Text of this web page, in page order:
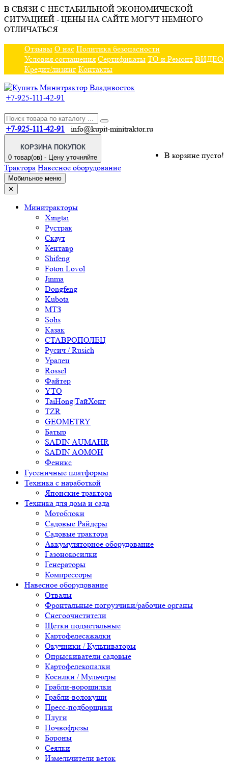
В СВЯЗИ С НЕСТАБИЛЬНОЙ ЭКОНОМИЧЕСКОЙ
СИТУАЦИЕЙ - ЦЕНЫ НА САЙТЕ МОГУТ НЕМНОГО
ОТЛИЧАТЬСЯ
Отзывы О нас Политика безопасности
Условия соглашения Сертификаты ТО и Ремонт ВИДЕО
Кредит/лизинг Контакты
+7-925-111-42-91
+7-925-111-42-91 info@kupit-minitraktor.ru
КОРЗИНА ПОКУПОК
0 товар(ов) - Цену уточняйте
В корзине пусто!
Трактора Навесное оборудование
Мобильное меню
✕
Минитракторы
Xingtai
Рустрак
Скаут
Кентавр
Shifeng
Foton Lovol
Jinma
Dongfeng
Kubota
МТЗ
Solis
Казак
СТАВРОПОЛЕЦ
Русич / Rusich
Уралец
Rossel
Файтер
YTO
TaiHong|ТайХонг
TZR
GEOMETRY
Батыр
SADIN AUMAHR
SADIN AOMOH
Феникс
Гусеничные платформы
Техника с наработкой
Японские трактора
Техника для дома и сада
Мотоблоки
Садовые Райдеры
Садовые трактора
Аккумуляторное оборудование
Газонокосилки
Генераторы
Компрессоры
Навесное оборудование
Отвалы
Фронтальные погрузчики/рабочие органы
Снегоочистители
Щётки подметальные
Картофелесажалки
Окучники / Культиваторы
Опрыскиватели садовые
Картофелекопалки
Косилки / Мульчеры
Грабли-ворошилки
Грабли-волокуши
Пресс-подборщики
Плуги
Почвофрезы
Бороны
Сеялки
Измельчители веток